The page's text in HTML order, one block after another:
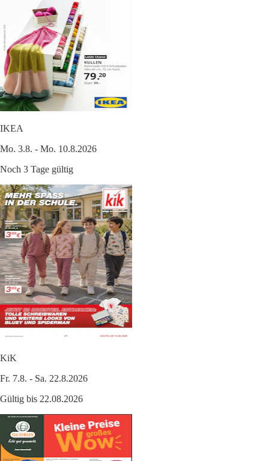
IKEA
Mo. 3.8. - Mo. 10.8.2026
Noch 3 Tage gültig
KiK
Fr. 7.8. - Sa. 22.8.2026
Gültig bis 22.08.2026